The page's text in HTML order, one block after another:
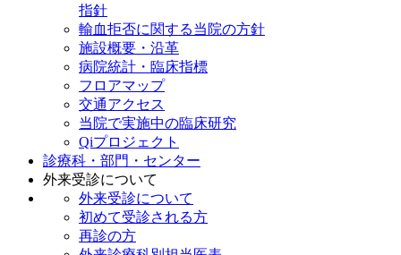
指針
輸血拒否に関する当院の方針
施設概要・沿革
病院統計・臨床指標
フロアマップ
交通アクセス
当院で実施中の臨床研究
Qiプロジェクト
診療科・部門・センター
外来受診について
外来受診について
初めて受診される方
再診の方